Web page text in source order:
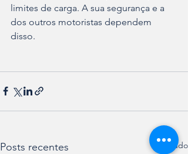
limites de carga. A sua segurança e a
dos outros motoristas dependem
disso.
Posts recentes Ver tudo